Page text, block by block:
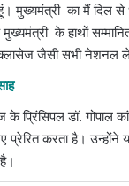
मुख्यमंत्री का मैं दिल
के हाथों
क्लासेज जैसी सभी
के प्रिंसिपल डॉ. गोपाल
प्रेरित करता है।